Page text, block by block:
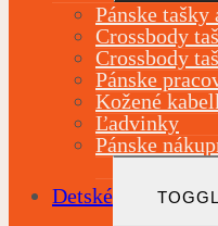
Pánske tašky
Crossbody
Crossbody
Pánske
Kožené
Ľadvinky
Pánske
Detské